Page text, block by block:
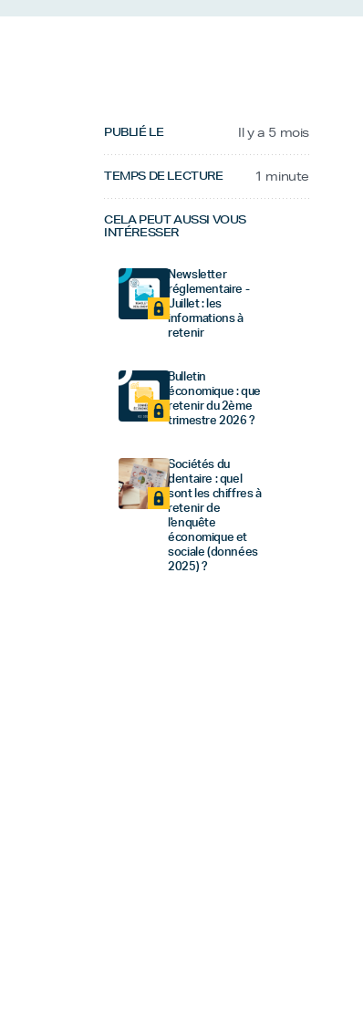
PUBLIÉ LE Il y a 5 mois
TEMPS DE LECTURE 1 minute
CELA PEUT AUSSI VOUS
INTÉRESSER
Newsletter
réglementaire -
Juillet : les
informations à
retenir
Bulletin
économique : que
retenir du 2ème
trimestre 2026 ?
Sociétés du
dentaire : quel
sont les chiffres à
retenir de
l'enquête
économique et
sociale (données
2025) ?